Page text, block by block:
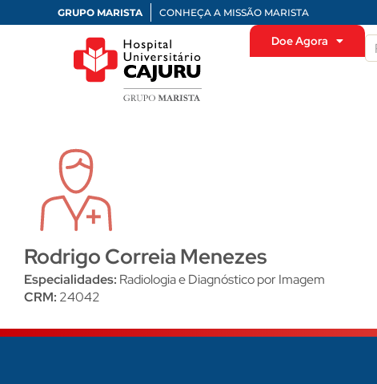
GRUPO MARISTA CONHEÇA A MISSÃO MARISTA
Doe Agora
Rodrigo Correia Menezes
Especialidades: Radiologia e Diagnóstico por Imagem
CRM: 24042